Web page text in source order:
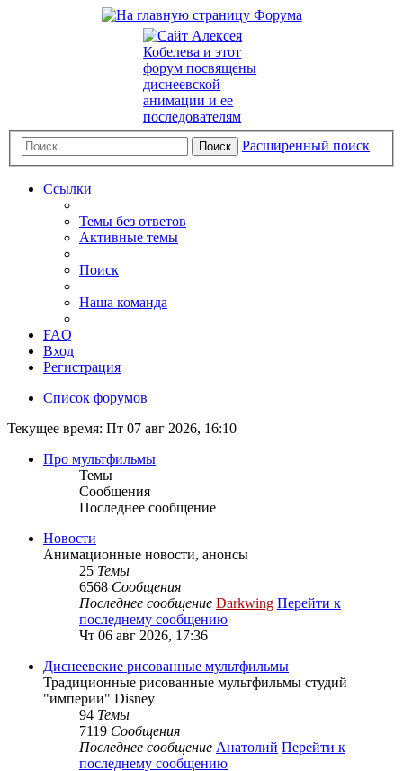
Поиск Расширенный поиск
Ссылки
Темы без ответов
Активные темы
Поиск
Наша команда
FAQ
Вход
Регистрация
Список форумов
Текущее время: Пт 07 авг 2026, 16:10
Про мультфильмы
Темы
Сообщения
Последнее сообщение
Новости
Анимационные новости, анонсы
25 Темы
6568 Сообщения
Последнее сообщение Darkwing Перейти к
последнему сообщению
Чт 06 авг 2026, 17:36
Диснеевские рисованные мультфильмы
Традиционные рисованные мультфильмы студий
"империи" Disney
94 Темы
7119 Сообщения
Последнее сообщение Анатолий Перейти к
последнему сообщению